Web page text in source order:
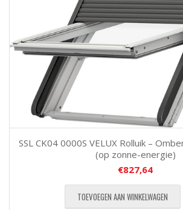
SSL CK04 0000S VELUX Rolluik –
(op zonne-energie)
€827,64
TOEVOEGEN AAN WINKELWAGEN